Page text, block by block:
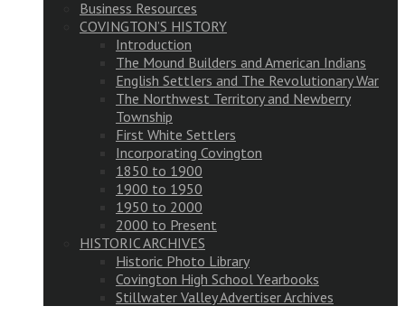
Business Resources
COVINGTON’S HISTORY
Introduction
The Mound Builders and American Indians
English Settlers and The Revolutionary War
The Northwest Territory and Newberry
Township
First White Settlers
Incorporating Covington
1850 to 1900
1900 to 1950
1950 to 2000
2000 to Present
HISTORIC ARCHIVES
Historic Photo Library
Covington High School Yearbooks
Stillwater Valley Advertiser Archives